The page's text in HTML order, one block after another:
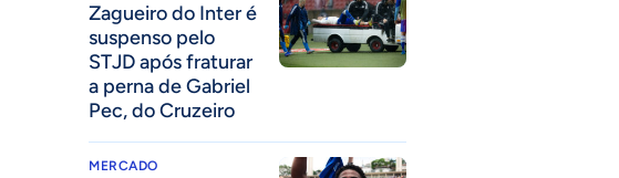
Zagueiro do Inter é
suspenso pelo
STJD após fraturar
a perna de Gabriel
Pec, do Cruzeiro
MERCADO